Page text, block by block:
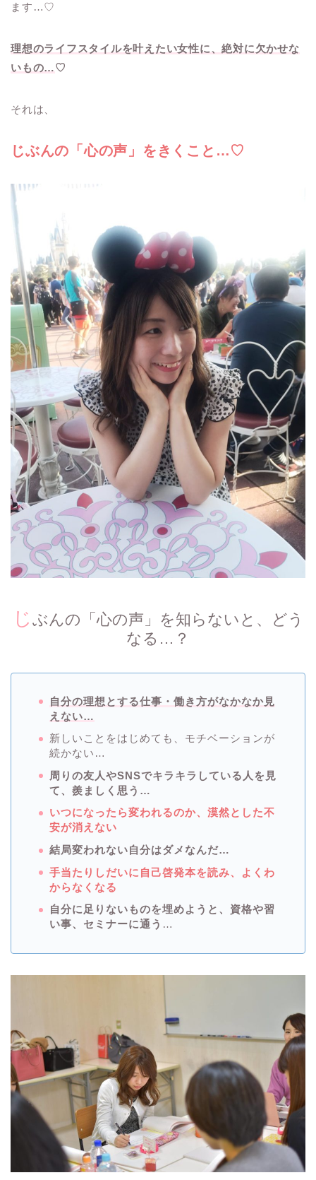
ます…♡
理想のライフスタイルを叶えたい女性に、絶対に欠かせな
いもの…♡
それは、
じぶんの「心の声」をきくこと…♡
じ ぶんの「心の声」を知らないと、どう
なる…？
自分の理想とする仕事・働き方がなかなか見
えない…
新しいことをはじめても、モチベーションが
続かない…
周りの友人やSNSでキラキラしている人を見
て、羨ましく思う…
いつになったら変われるのか、漠然とした不
安が消えない
結局変われない自分はダメなんだ…
手当たりしだいに自己啓発本を読み、よくわ
からなくなる
自分に足りないものを埋めようと、資格や習
い事、セミナーに通う …